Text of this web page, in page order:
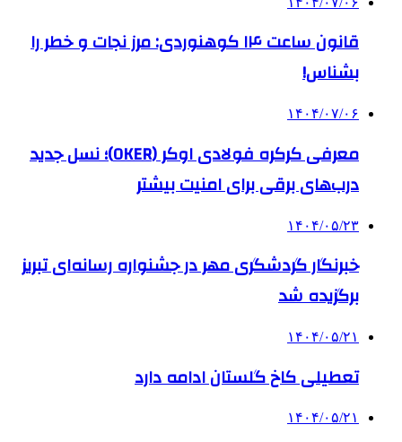
قانون ساعت ۱۴ کوهنوردی: مرز نجات و خطر را
بشناس!
۱۴۰۴/۰۷/۰۶
معرفی کرکره فولادی اوکر (OKER)؛ نسل جدید
درب‌های برقی برای امنیت بیشتر
۱۴۰۴/۰۵/۲۳
خبرنگار گردشگری مهر در جشنواره رسانه‌ای تبریز
برگزیده شد
۱۴۰۴/۰۵/۲۱
تعطیلی کاخ گلستان ادامه دارد
۱۴۰۴/۰۵/۲۱